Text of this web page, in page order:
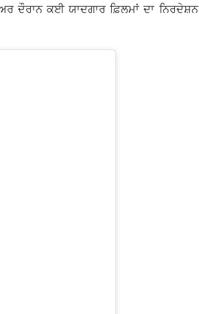
ਦੌਰਾਨ ਕਈ ਯਾਦਗਾਰ ਫ਼ਿਲਮਾਂ ਦਾ ਨਿਰਦੇਸ਼ਨ